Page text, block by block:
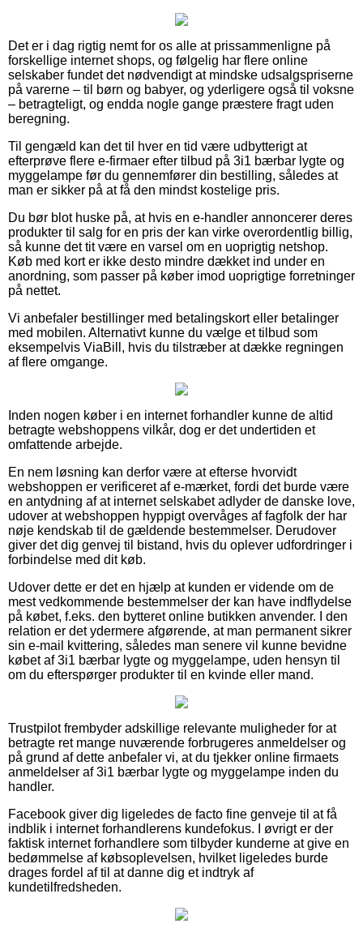
Det er i dag rigtig nemt for os alle at prissammenligne på
forskellige internet shops, og følgelig har flere online
selskaber fundet det nødvendigt at mindske udsalgspriserne
på varerne – til børn og babyer, og yderligere også til voksne
– betragteligt, og endda nogle gange præstere fragt uden
beregning.
Til gengæld kan det til hver en tid være udbytterigt at
efterprøve flere e-firmaer efter tilbud på 3i1 bærbar lygte og
myggelampe før du gennemfører din bestilling, således at
man er sikker på at få den mindst kostelige pris.
Du bør blot huske på, at hvis en e-handler annoncerer deres
produkter til salg for en pris der kan virke overordentlig billig,
så kunne det tit være en varsel om en uoprigtig netshop.
Køb med kort er ikke desto mindre dækket ind under en
anordning, som passer på køber imod uoprigtige forretninger
på nettet.
Vi anbefaler bestillinger med betalingskort eller betalinger
med mobilen. Alternativt kunne du vælge et tilbud som
eksempelvis ViaBill, hvis du tilstræber at dække regningen
af flere omgange.
Inden nogen køber i en internet forhandler kunne de altid
betragte webshoppens vilkår, dog er det undertiden et
omfattende arbejde.
En nem løsning kan derfor være at efterse hvorvidt
webshoppen er verificeret af e-mærket, fordi det burde være
en antydning af at internet selskabet adlyder de danske love,
udover at webshoppen hyppigt overvåges af fagfolk der har
nøje kendskab til de gældende bestemmelser. Derudover
giver det dig genvej til bistand, hvis du oplever udfordringer i
forbindelse med dit køb.
Udover dette er det en hjælp at kunden er vidende om de
mest vedkommende bestemmelser der kan have indflydelse
på købet, f.eks. den bytteret online butikken anvender. I den
relation er det ydermere afgørende, at man permanent sikrer
sin e-mail kvittering, således man senere vil kunne bevidne
købet af 3i1 bærbar lygte og myggelampe, uden hensyn til
om du efterspørger produkter til en kvinde eller mand.
Trustpilot frembyder adskillige relevante muligheder for at
betragte ret mange nuværende forbrugeres anmeldelser og
på grund af dette anbefaler vi, at du tjekker online firmaets
anmeldelser af 3i1 bærbar lygte og myggelampe inden du
handler.
Facebook giver dig ligeledes de facto fine genveje til at få
indblik i internet forhandlerens kundefokus. I øvrigt er der
faktisk internet forhandlere som tilbyder kunderne at give en
bedømmelse af købsoplevelsen, hvilket ligeledes burde
drages fordel af til at danne dig et indtryk af
kundetilfredsheden.